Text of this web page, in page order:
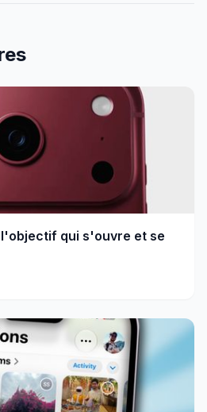
l'objectif qui s'ouvre et se